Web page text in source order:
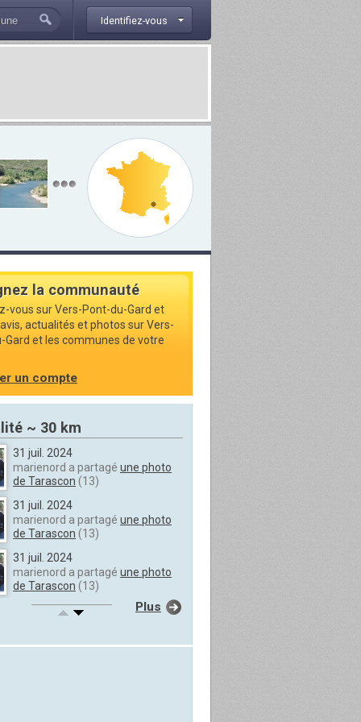
Identifiez-vous
la communauté
vous sur Vers-Pont-du-Gard et
actualités et photos sur Vers-
Gard et les communes de votre
un compte
~ 30 km
31 juil. 2024
marienord a partagé une photo
de Tarascon (13)
31 juil. 2024
marienord a partagé une photo
de Tarascon (13)
31 juil. 2024
marienord a partagé une photo
de Tarascon (13)
31 juil. 2024
Plus